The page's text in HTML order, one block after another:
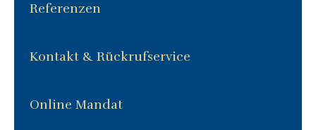
Referenzen
Kontakt & Rückrufservice
Online Mandat